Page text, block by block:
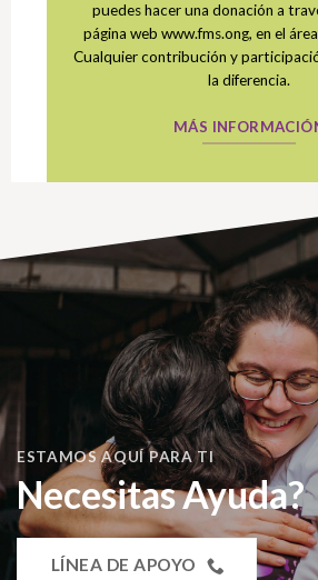
puedes hacer una donación a
página web www.fms.ong, en el área
Cualquier contribución y
la diferencia.
MÁS
ESTAMOS AQUÍ PARA TI
Necesitas Ayuda?
LÍNEA DE APOYO